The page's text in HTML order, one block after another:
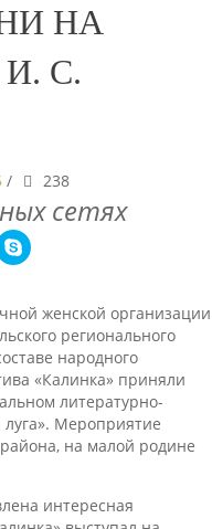
НА
С.
/ 238
сетях
женской организации
регионального
народного
«Калинка» приняли
литературно-
Мероприятие
на малой родине
интересная